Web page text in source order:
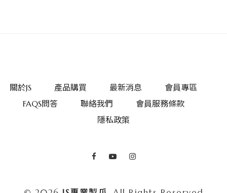
關於JS 產品購買 最新消息
會員專區
FAQS問答
聯絡我們
會員服務條款
隱私政策